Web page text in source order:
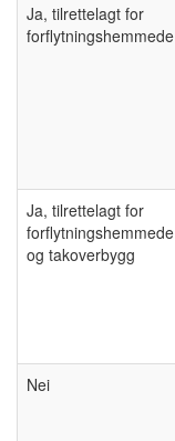
Ja, tilrettelagt for
forflytningshemmede
Ja, tilrettelagt for
forflytningshemmede
og takoverbygg
Nei